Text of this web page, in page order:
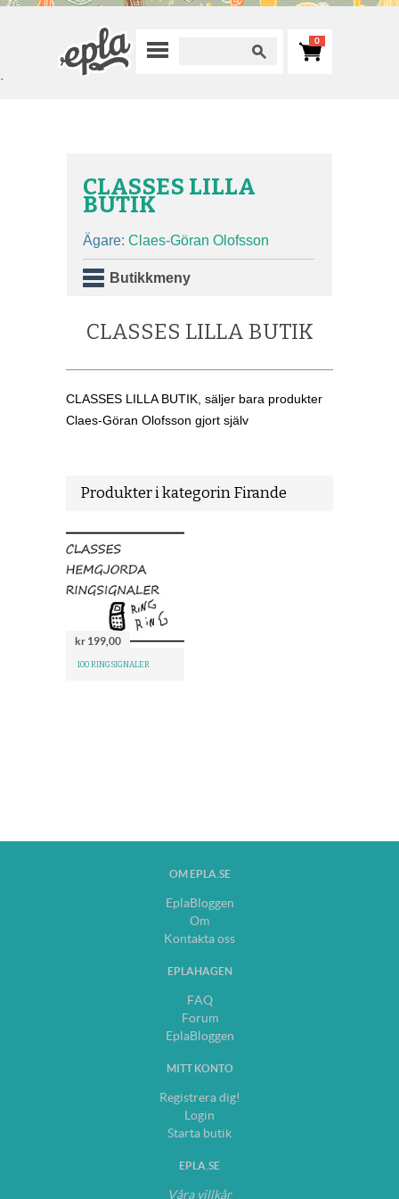
0
`
CLASSES LILLA
BUTIK
Ägare: Claes-Göran Olofsson
Butikkmeny
CLASSES LILLA BUTIK
CLASSES LILLA BUTIK, säljer bara produkter
Claes-Göran Olofsson gjort själv
Produkter i kategorin Firande
kr 199,00
100 RINGSIGNALER
OM EPLA.SE
EplaBloggen
Om
Kontakta oss
EPLAHAGEN
FAQ
Forum
EplaBloggen
MITT KONTO
Registrera dig!
Login
Starta butik
EPLA.SE
Våra villkår